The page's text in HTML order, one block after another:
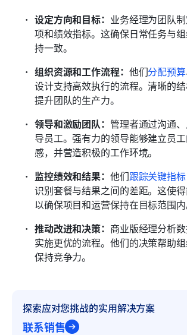
设定方向和目标： 业务经理为团队
项和绩效指标。这确保日常任务与
持一致。
组织资源和工作流程： 他们分配预算
设计支持高效执行的流程。清晰的
提升团队的生产力。
领导和激励团队： 管理者通过沟通
导员工。强有力的领导能够建立员
感，并营造积极的工作环境。
监控绩效和结果： 他们跟踪关键指标
识别套餐与结果之间的差距。这使得
以确保项目和运营保持在目标范围内
推动改进和决策： 商业版经理分析
实施更优的流程。他们的决策帮助
保持竞争力。
探索应对您挑战的实用解决方案
联系销售